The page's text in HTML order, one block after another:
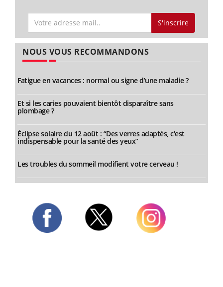
S'inscrire
NOUS VOUS RECOMMANDONS
Fatigue en vacances : normal ou signe d’une maladie ?
Et si les caries pouvaient bientôt disparaître sans
plombage ?
Éclipse solaire du 12 août : “Des verres adaptés, c'est
indispensable pour la santé des yeux”
Les troubles du sommeil modifient votre cerveau !